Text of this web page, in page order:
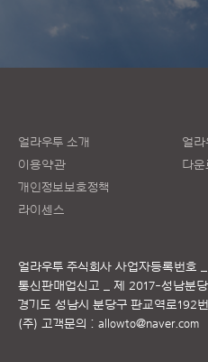
얼라우투 소개
이용약관
개인정보보호정책
라이센스
얼라
다운
얼라우투 주식회사 사업자등록번
통신판매업신고 _ 제 2017-성남분
경기도 성남시 분당구 판교역로192
(주) 고객문의 : allowto@naver.com